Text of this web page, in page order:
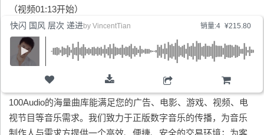
（视频01:13开始）
销量:4 ¥215.80
快闪 国风 层次 递进by VincentTian
100Audio的海量曲库能满足您的广告、电影、游戏、视频、电
视节目等音乐需求。我们致力于正版数字音乐的传播，为音乐
制作人与需求方提供一个高效、便捷、安全的交易环境；为客